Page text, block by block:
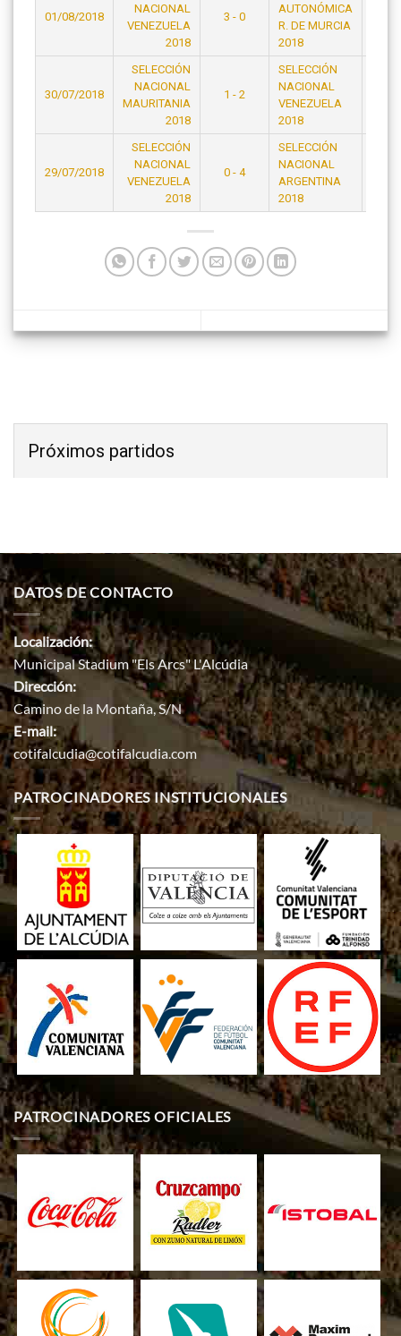
01/08/2018
NACIONAL
VENEZUELA
2018
3 - 0
AUTONÓMICA
R. DE MURCIA
2018
30/07/2018
SELECCIÓN
NACIONAL
MAURITANIA
2018
1 - 2
SELECCIÓN
NACIONAL
VENEZUELA
2018
29/07/2018
SELECCIÓN
NACIONAL
VENEZUELA
2018
0 - 4
SELECCIÓN
NACIONAL
ARGENTINA
2018
Próximos partidos
DATOS DE CONTACTO
Localización:
Municipal Stadium "Els Arcs" L'Alcúdia
Dirección:
Camino de la Montaña, S/N
E-mail:
cotifalcudia@cotifalcudia.com
PATROCINADORES INSTITUCIONALES
PATROCINADORES OFICIALES